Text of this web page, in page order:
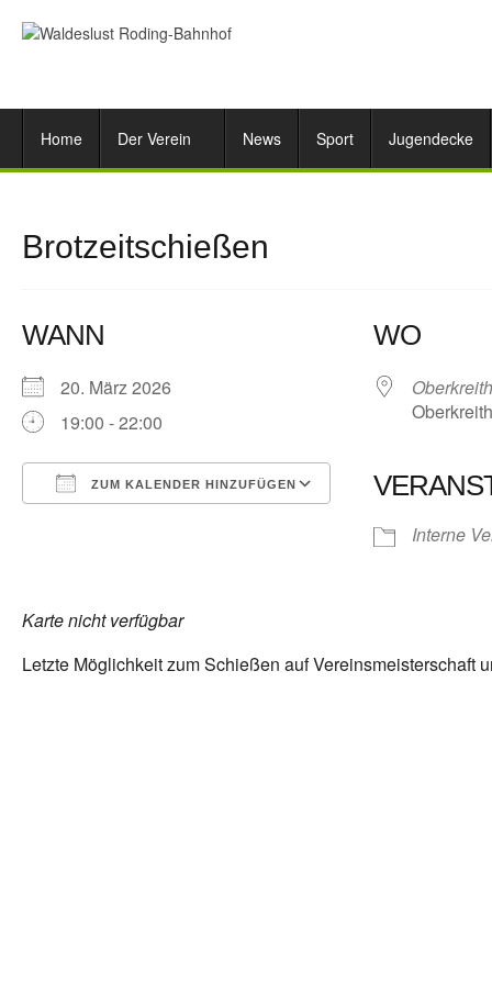
Home Der Verein News Sport Jugendecke
Brotzeitschießen
WANN
20. März 2026
19:00 - 22:00
ZUM KALENDER HINZUFÜGEN
Google Kalender
WO
Oberkreith
Interne
Karte nicht verfügbar
Letzte Möglichkeit zum Schießen auf Vereinsmeisterschaft